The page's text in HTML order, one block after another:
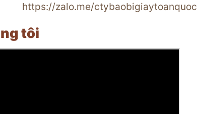
https://zalo.me/ctybaobigiaytoanquoc
tôi